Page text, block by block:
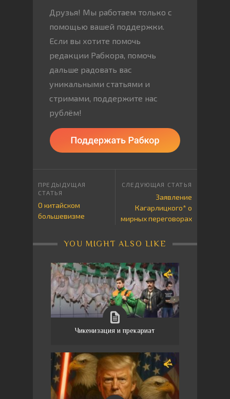
Друзья! Мы работаем только с
помощью вашей поддержки.
Если вы хотите помочь
редакции Рабкора, помочь
дальше радовать вас
уникальными статьями и
стримами, поддержите нас
рублём!
О китайском
большевизме
Заявление
Кагарлицкого* о
мирных переговорах
YOU MIGHT ALSO LIKE
Чикенизация и прекариат